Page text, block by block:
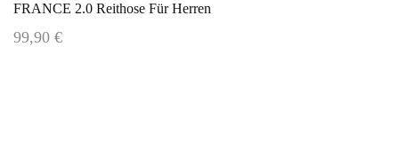
FRANCE 2.0 Reithose Für Herren
99,90 €